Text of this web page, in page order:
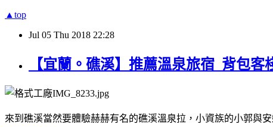
▲top
Jul 05 Thu 2018 22:28
【宜蘭。礁溪】推薦溫泉旅宿 背包客
來到礁溪當然要體驗赫赫有名的礁溪溫泉拉，小資族的小郭與